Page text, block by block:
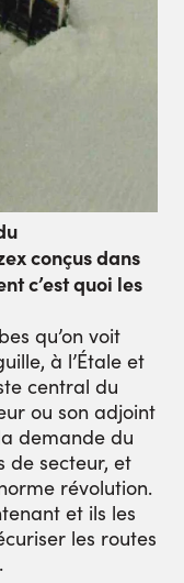
conçusdans
c’est quoi les
qu’on voit
à l’Étale et
central du
ou son adjoint
demande du
de secteur, et
révolution.
et ils les
les routes